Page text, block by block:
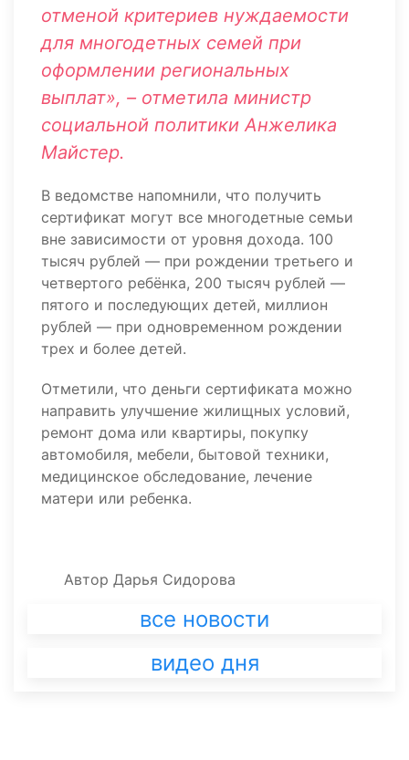
отменой критериев нуждаемости
для многодетных семей при
оформлении региональных
выплат», – отметила министр
социальной политики Анжелика
Майстер.
В ведомстве напомнили, что получить
сертификат могут все многодетные семьи
вне зависимости от уровня дохода. 100
тысяч рублей — при рождении третьего и
четвертого ребёнка, 200 тысяч рублей —
пятого и последующих детей, миллион
рублей — при одновременном рождении
трех и более детей.
Отметили, что деньги сертификата можно
направить улучшение жилищных условий,
ремонт дома или квартиры, покупку
автомобиля, мебели, бытовой техники,
медицинское обследование, лечение
матери или ребенка.
Автор Дарья Сидорова
все новости
видео дня